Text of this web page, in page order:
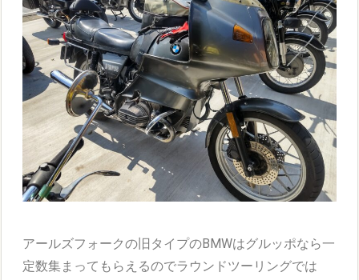
アールズフォークの旧タイプのBMWはグルッポなら一
定数集まってもらえるのでラウンドツーリングでは